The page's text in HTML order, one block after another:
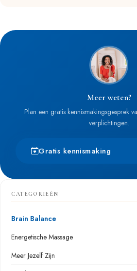
Meer weten?
Plan een gratis kennismakingsgesprek
verplichtingen.
Gratis kennismaking
CATEGORIEËN
Brain Balance
Energetische Massage
Meer Jezelf Zijn